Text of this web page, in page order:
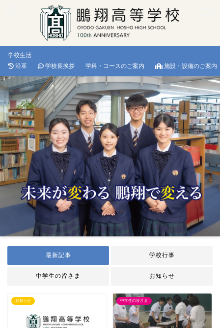
学校生活
沿革
学校長挨拶 学科・コースのご案内 施設・設備のご案内
最新記事 学校行事
中学生の皆さま お知らせ
お知らせ 中学生の皆さま